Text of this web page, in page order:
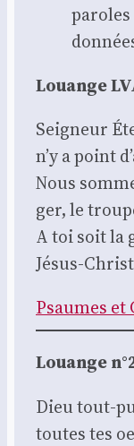
paroles
Louange
Sei­gneur
n’y a point
Nous
ger, le
A toi soit la
Jésus-
Psaumes et
Louange
Dieu tout-
toutes tes